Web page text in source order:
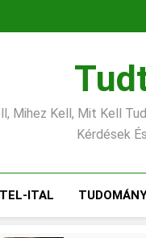
Mihez Kell, Mit Kell
Kérdések
ITAL